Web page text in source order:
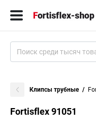
Клипсы трубные
Fortisflex 91051